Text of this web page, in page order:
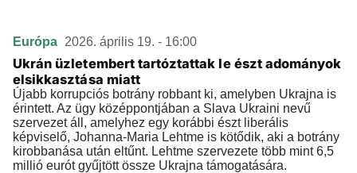
Európa 2026. április 19. - 16:00
Ukrán üzletembert tartóztattak le észt adományok
elsikkasztása miatt
Újabb korrupciós botrány robbant ki, amelyben Ukrajna is
érintett. Az ügy középpontjában a Slava Ukraini nevű
szervezet áll, amelyhez egy korábbi észt liberális
képviselő, Johanna-Maria Lehtme is kötődik, aki a botrány
kirobbanása után eltűnt. Lehtme szervezete több mint 6,5
millió eurót gyűjtött össze Ukrajna támogatására.